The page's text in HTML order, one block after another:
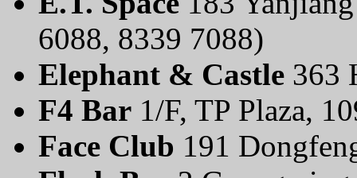
6088, 8339 7088)
Elephant & Castle 363
F4 Bar 1/F, TP Plaza,
Face Club 191